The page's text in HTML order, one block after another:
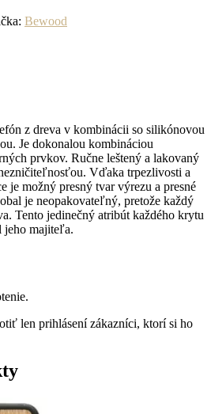
Bewood
z dreva v kombinácii so silikónovou
Je dokonalou kombináciou
prvkov. Ručne leštený a lakovaný
Vďaka trpezlivosti a
je možný presný tvar výrezu a presné
je neopakovateľný, pretože každý
Tento jedinečný atribút každého krytu
jeho majiteľa.
len prihlásení zákazníci, ktorí si ho